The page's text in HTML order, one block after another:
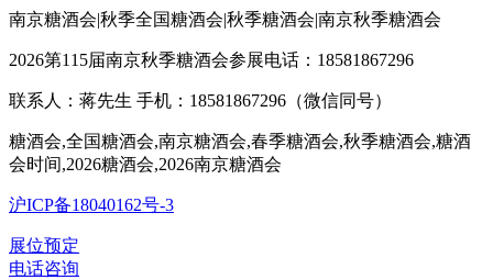
南京糖酒会|秋季全国糖酒会|秋季糖酒会|南京秋季糖酒会
2026第115届南京秋季糖酒会参展电话：18581867296
联系人：蒋先生 手机：18581867296（微信同号）
糖酒会,全国糖酒会,南京糖酒会,春季糖酒会,秋季糖酒会,糖酒
会时间,2026糖酒会,2026南京糖酒会
沪ICP备18040162号-3
展位预定
电话咨询